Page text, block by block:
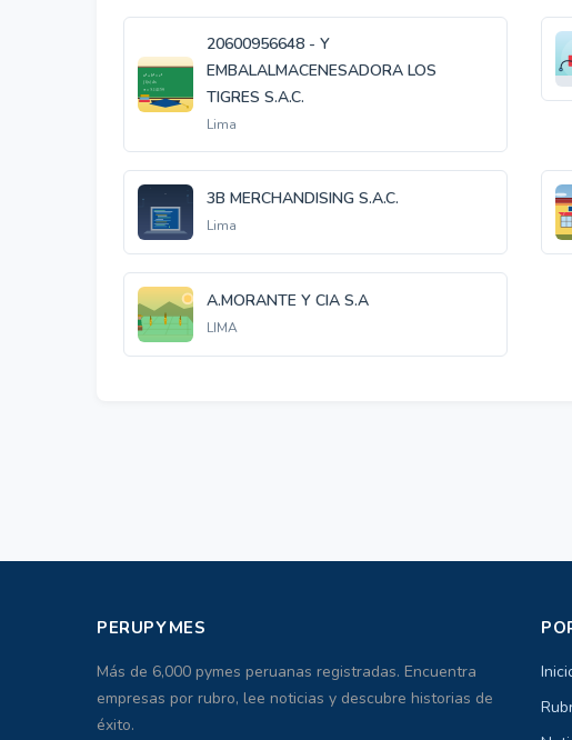
20600956648 - Y
EMBALALMACENESADORA LOS
TIGRES S.A.C.
Lima
3B MERCHANDISING S.A.C.
Lima
A.MORANTE Y CIA S.A
LIMA
PERUPYMES
Más de 6,000 pymes peruanas registradas. Encuentra
empresas por rubro, lee noticias y descubre historias de
éxito.